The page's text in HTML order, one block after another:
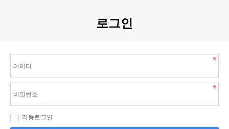
로그인
자동로그인